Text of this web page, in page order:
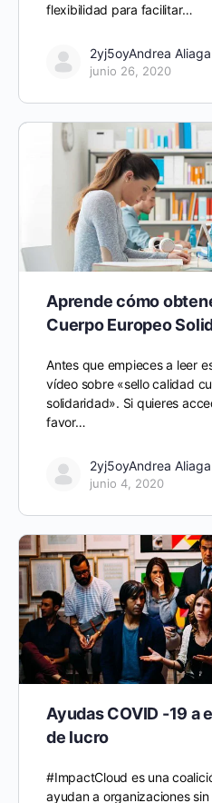
flexibilidad para facilitar…
2yj5oyAndrea
junio 26, 2020
Aprende cómo
Cuerpo Europeo
Antes que empieces a leer
vídeo sobre «sello calidad
solidaridad». Si quieres
favor…
2yj5oyAndrea
junio 4, 2020
Ayudas COVID -19 a
de lucro
#ImpactCloud es una
ayudan a organizaciones